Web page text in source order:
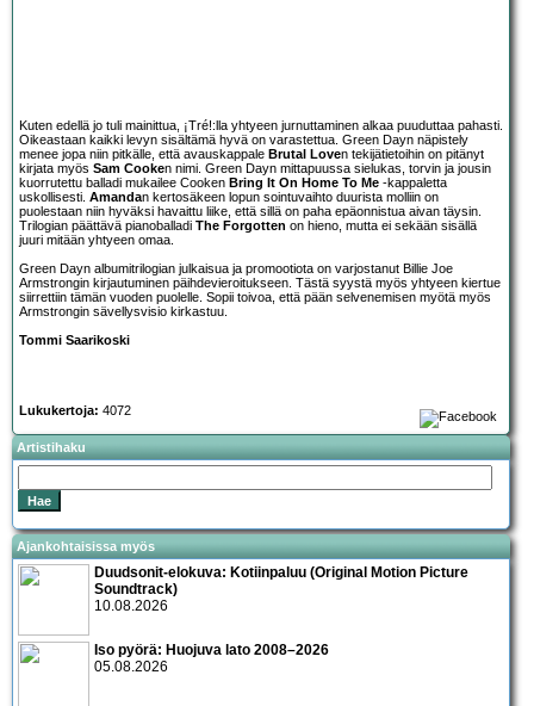
Kuten edellä jo tuli mainittua, ¡Tré!:lla yhtyeen jurnuttaminen alkaa puuduttaa pahasti.
Oikeastaan kaikki levyn sisältämä hyvä on varastettua. Green Dayn näpistely
menee jopa niin pitkälle, että avauskappale Brutal Loven tekijätietoihin on pitänyt
kirjata myös Sam Cooken nimi. Green Dayn mittapuussa sielukas, torvin ja jousin
kuorrutettu balladi mukailee Cooken Bring It On Home To Me -kappaletta
uskollisesti. Amandan kertosäkeen lopun sointuvaihto duurista molliin on
puolestaan niin hyväksi havaittu liike, että sillä on paha epäonnistua aivan täysin.
Trilogian päättävä pianoballadi The Forgotten on hieno, mutta ei sekään sisällä
juuri mitään yhtyeen omaa.
Green Dayn albumitrilogian julkaisua ja promootiota on varjostanut Billie Joe
Armstrongin kirjautuminen päihdevieroitukseen. Tästä syystä myös yhtyeen kiertue
siirrettiin tämän vuoden puolelle. Sopii toivoa, että pään selvenemisen myötä myös
Armstrongin sävellysvisio kirkastuu.
Tommi Saarikoski
Lukukertoja: 4072
Artistihaku
Ajankohtaisissa myös
Duudsonit-elokuva: Kotiinpaluu (Original Motion Picture
Soundtrack)
10.08.2026
Iso pyörä: Huojuva lato 2008–2026
05.08.2026